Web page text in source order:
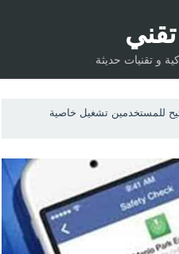
و تقنيات حديثة
للمستخدمين تشغيل خاصية